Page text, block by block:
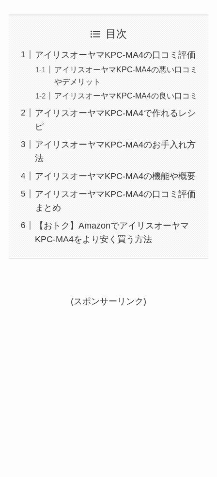
目次
アイリスオーヤマKPC-MA4の口コミ評価
アイリスオーヤマKPC-MA4の悪い口コミ
やデメリット
アイリスオーヤマKPC-MA4の良い口コミ
アイリスオーヤマKPC-MA4で作れるレシ
ピ
アイリスオーヤマKPC-MA4のお手入れ方
法
アイリスオーヤマKPC-MA4の機能や概要
アイリスオーヤマKPC-MA4の口コミ評価
まとめ
【おトク】Amazonでアイリスオーヤマ
KPC-MA4をより安く買う方法
(スポンサーリンク)